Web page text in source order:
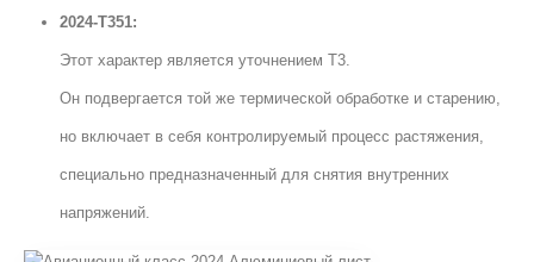
2024-T351:
Этот характер является уточнением T3.
Он подвергается той же термической обработке и старению,
но включает в себя контролируемый процесс растяжения,
специально предназначенный для снятия внутренних
напряжений.